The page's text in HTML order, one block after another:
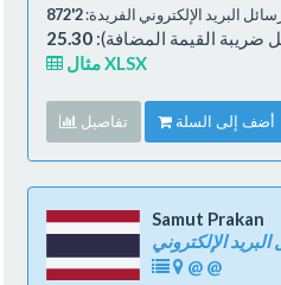
البريد الإلكتروني الفريدة:2'872
ضريبة القيمة المضافة):
مثال XLSX
تفاصيل أضف إلى السلة
Samut Prakan
الإلكتروني
@ @